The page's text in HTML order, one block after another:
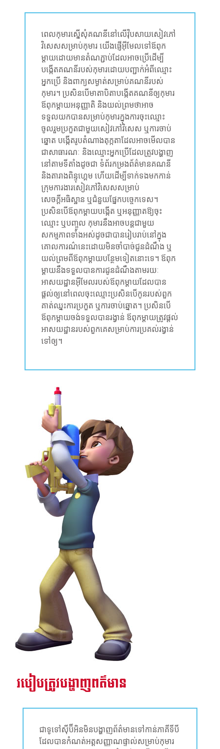
ពេលកុមារស្នើសុំគណនីនៅលើវ៉ិបសាយសៀវភៅ
វិសេសសម្រាប់កុមារ យើងផ្ញើអ៊ីមែលទៅឪពុក
ម្តាយដោយមានតំណភ្ជាប់ដែលអាចប្រើដើម្បី
បង្កើតគណនីរបស់កុមារដោយបញ្ជាក់អំពីឈ្មោះ
អ្នកប្រើ និងពាក្យសម្ងាត់សម្រាប់គណនីរបស់
កុមារ។ ប្រសិនបើមាតាបិតាបង្កើតគណនីឲ្យកុមារ
ឪពុកម្តាយអនុញ្ញាតិ និងយល់ព្រមថាអាច
ទទួលយកបានសម្រាប់កុមារក្នុងការចុះឈ្មោះ
ចូលរួមប្រកួតជាមួយសៀវភៅវិសេស ឬការចាប់
ឆ្នោត បង្កើតរូបតំណាងតុក្កតាដែលអាចមើលបាន
ជាសាធារណៈ និងឈ្មោះអ្នកប្រើដែលត្រូវបង្ហាញ
នៅតាមទីតាំងដូចជា ទំព័រកម្រងព័ត៌មានគណនី
និងតារាងពិន្ទុហ្គេម ហើយដើម្បីទាក់ទងមកកាន់
ក្រុមការងារសៀវភៅវិសេសសម្រាប់
សេចក្តីអធិស្ឋាន ឬជំនួយផ្នែកបច្ចេកទេស។
ប្រសិនបើឪពុកម្តាយបង្កើត ឬអនុញ្ញាតឱ្យចុះ
ឈ្មោះ ឬបញ្ចូល កុមារនឹងអាចបន្តជាមួយ
សកម្មភាពទាំងអស់ដូចជាបានរៀបរាប់នៅក្នុង
គោលការណ៌នេះដោយមិនចាំបាច់ជូនដំណឹង ឬ
យល់ព្រមពីឪពុកម្តាយបន្ថែមទៀតនោះទេ។ ឪពុក
ម្តាយ​នឹង​ទទួល​បាន​ការ​ជូន​ដំណឹង​តាមរយៈ​
អាសយដ្ឋាន​អ៊ីមែលរបស់ឪពុកម្តាយដែល​បាន​
ផ្ដល់​ឲ្យនៅ​ពេល​ចុះ​ឈ្មោះប្រសិនបើ​កូន​របស់​ពួក
គាត់ឈ្នះ​ការ​ប្រកួត ឬ​ការ​ចាប់​ឆ្នោត។ ប្រសិនបើ
ឪពុកម្តាយចង់ទទួលបានរង្វាន់ ឪពុកម្តាយត្រូវផ្តល់
អាសយដ្ឋានរបស់ពួកគេសម្រាប់ការប្រគល់រង្វាន់
ទៅឲ្យ។
របៀបត្រូវបង្ហាញពត៌មាន
ជាទូទៅស៊ីប៊ីអិនមិនបង្ហាញព័ត៌មានទៅកាន់ភាគីទីបី
ដែលបានកំណត់អត្តសញ្ញាណផ្ទាល់សម្រាប់កុមារ